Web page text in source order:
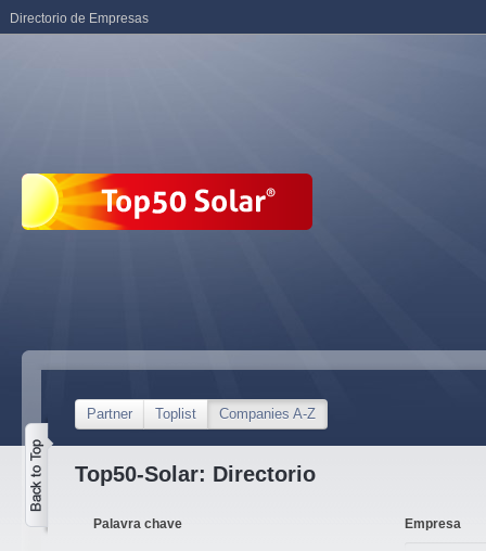
Partner Toplist Companies A-Z
Top50-Solar: Directorio
Palavra chave Empresa
Directorio de Empresas